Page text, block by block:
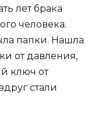
лет брака
человека.
папки. Нашла
от давления,
ключ от
стали